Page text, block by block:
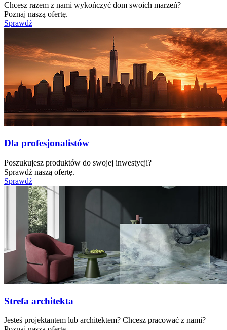
Chcesz razem z nami wykończyć dom swoich marzeń?
Poznaj naszą ofertę.
Sprawdź
Dla profesjonalistów
Poszukujesz produktów do swojej inwestycji?
Sprawdź naszą ofertę.
Sprawdź
Strefa architekta
Jesteś projektantem lub architektem? Chcesz pracować z nami?